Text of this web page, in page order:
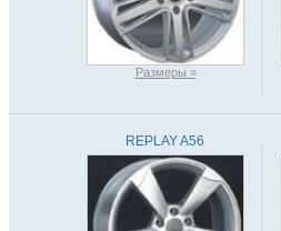
Размеры »
REPLAY A56